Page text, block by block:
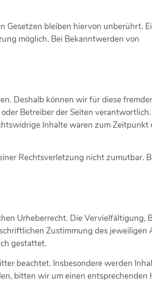
Gesetzen bleiben hiervon unberührt.
möglich. Bei Bekanntwerden von
Deshalb können wir für diese
Betreiber der Seiten
Inhalte waren zum Zeitpunkt
Rechtsverletzung nicht zumutbar.
Urheberrecht. Die Vervielfältigung,
Zustimmung des jeweiligen
gestattet.
beachtet. Insbesondere werden
bitten wir um einen entsprechenden